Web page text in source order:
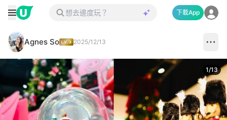
下載App
Agnes So 2025/12/13
1/13